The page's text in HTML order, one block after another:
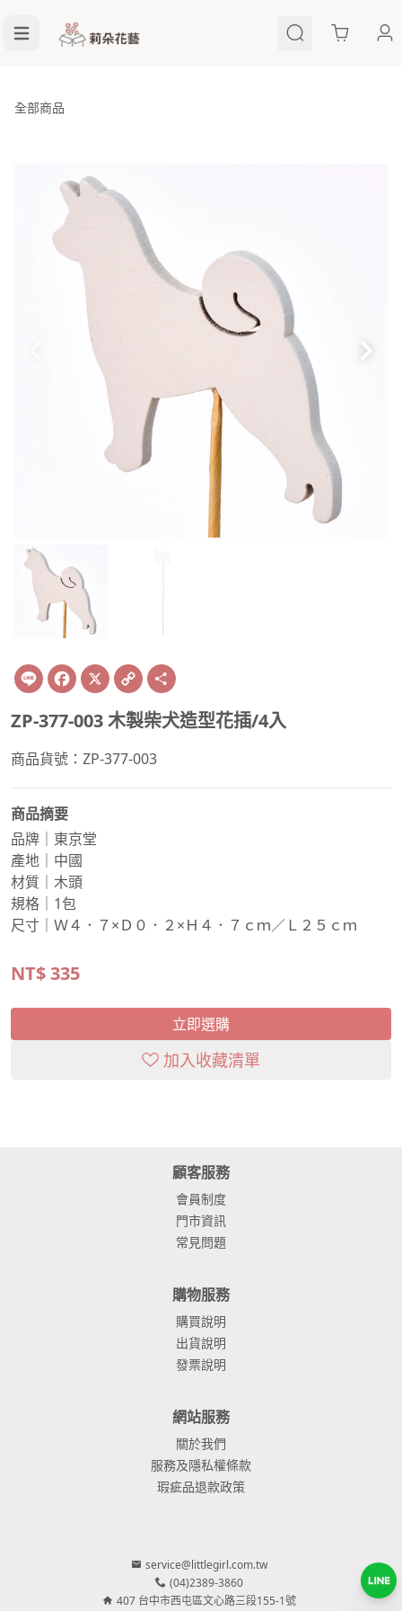
Cart
全部商品
Line Facebook
X Copy
Link
ZP-377-003 木製柴犬造型花插/4入
商品貨號：ZP-377-003
商品摘要
品牌｜東京堂
產地｜中國
材質｜木頭
規格｜1包
尺寸｜Ｗ４．７×Ｄ０．２×Ｈ４．７ｃｍ／Ｌ２５ｃｍ
NT$335
立即選購
加入收藏清單
顧客服務
會員制度
門市資訊
常見問題
購物服務
購買說明
出貨說明
發票說明
網站服務
關於我們
服務及隱私權條款
瑕疵品退款政策
service@littlegirl.com.tw
(04)2389-3860
407 台中市西屯區文心路三段155-1號